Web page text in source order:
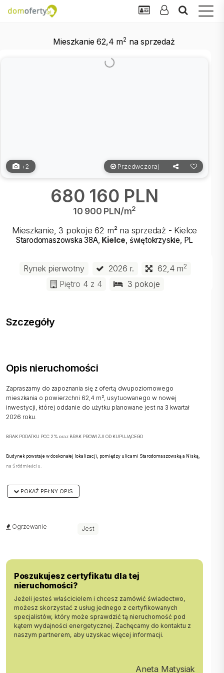
Mieszkanie 62,4 m2 na sprzedaż
+2 Przedwczoraj
680 160 PLN
10 900 PLN/m2
Mieszkanie, 3 pokoje 62 m² na sprzedaż - Kielce
Starodomaszowska 38A, Kielce, świętokrzyskie, PL
Rynek pierwotny 2026 r. 62,4 m2
Piętro 4 z 4 3 pokoje
Szczegóły
Opis nieruchomości
Zapraszamy do zapoznania się z ofertą dwupoziomowego
mieszkania o powierzchni 62,4 m², usytuowanego w nowej
inwestycji, której oddanie do użytku planowane jest na 3 kwartał
2026 roku.
BRAK PODATKU PCC 2% oraz BRAK PROWIZJI OD KUPUJĄCEGO
Budynek powstaje w doskonałej lokalizacji, pomiędzy ulicami Starodomaszowską a Niską,
na Śródmieściu.
To idealna propozycja dla osób ceniących sobie komfort,
nowoczesność oraz bliskość miejskich udogodnień.
układ pomieszczeń, zapewniając zarówno przestrzeń wspólną, jak i
Salon: Idealne miejsce do wypoczynku i spędzania czasu z bliskimi.
Kuchnia: Funkcjonalnie zaprojektowana przestrzeń do
przygotowywania posiłków.
Sypialnia: Przytulne i ciche pomieszczenie, zapewniające
komfortowy sen.
Łazienka, Korytarz
Poziom 1:
Pokój typu open space o powierzchni 24 m²: Ogromna, otwarta przestrzeń z
POKAŻ PEŁNY OPIS
Ogrzewanie Jest
Poszukujesz certyfikatu dla tej
nieruchomości?
Jeżeli jesteś właścicielem i chcesz zamówić świadectwo,
możesz skorzystać z usług jednego z certyfikowanych
specjalistów, który może sprawdzić tą nieruchomość pod
kątem wydajności energetycznej. Zachęcamy do kontaktu z
naszym partnerem, aby uzyskac więcej informacji.
Aneta Matysiak